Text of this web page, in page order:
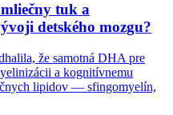
tuk a
detského mozgu?
že samotná DHA pre
a kognitívnemu
lipidov — sfingomyelín,